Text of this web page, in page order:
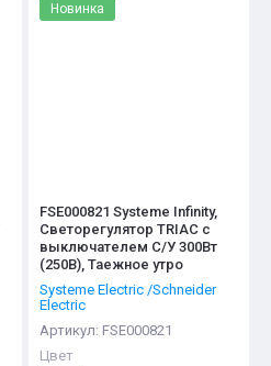
Новинка
FSE000821 Systeme Infinity,
Светорегулятор TRIAC c
выключателем С/У 300Вт
(250В), Таежное утро
Systeme Electric /Schneider
Electric
Артикул: FSE000821
Цвет